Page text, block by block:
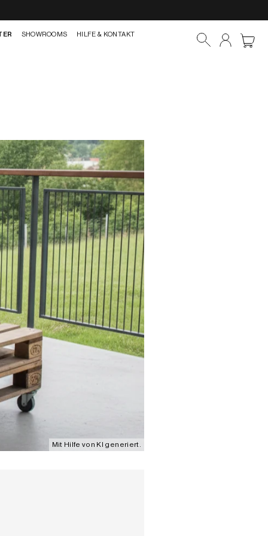
SHOWROOMS HILFE & KONTAKT
Mit Hilfe von KI generiert.